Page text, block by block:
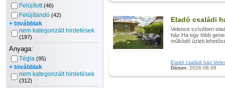
Felújított (46)
Felújítandó (42)
+ továbbiak
nem kategorizált hirdetések
(197)
Anyaga:
Tégla (95)
+ továbbiak
nem kategorizált hirdetések
(312)
Eladó családi
Velence szívében
ház.Ha egy több
működő üzleti
Eladó családi ház
Dátum: 2026.08.06